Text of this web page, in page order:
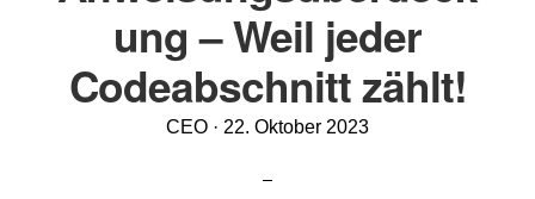
ung – Weil jeder
Codeabschnitt zählt!
CEO · Veröffentlicht
22. Oktober 2023